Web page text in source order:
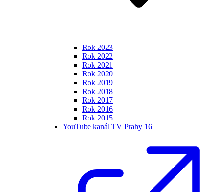
Rok 2023
Rok 2022
Rok 2021
Rok 2020
Rok 2019
Rok 2018
Rok 2017
Rok 2016
Rok 2015
YouTube kanál TV Prahy 16